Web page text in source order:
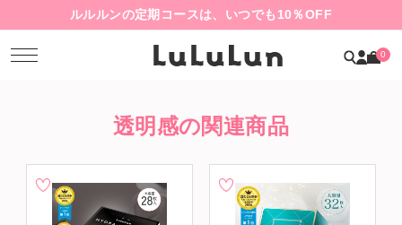
ルルルンの定期コースは、いつでも10％OFF
0
透明感の関連商品